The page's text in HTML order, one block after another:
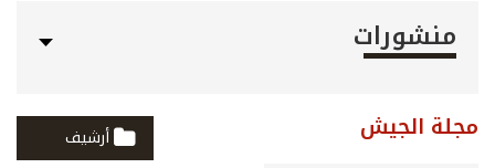
منشورات
مجلة الجيش
أرشيف